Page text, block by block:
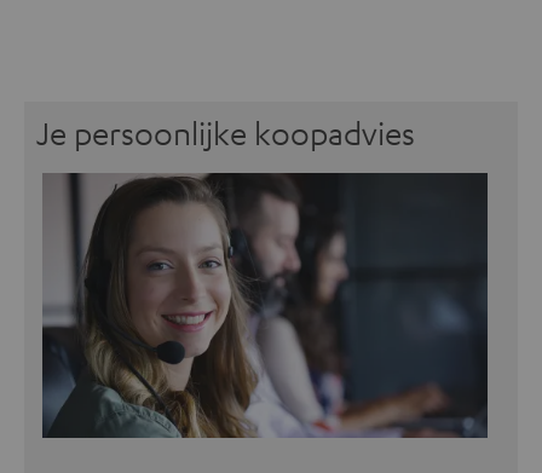
Je persoonlijke koopadvies